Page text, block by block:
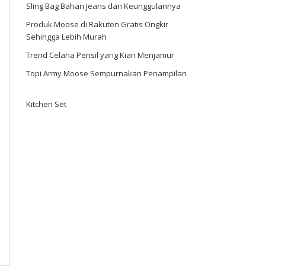
Sling Bag Bahan Jeans dan Keunggulannya
Produk Moose di Rakuten Gratis Ongkir
Sehingga Lebih Murah
Trend Celana Pensil yang Kian Menjamur
Topi Army Moose Sempurnakan Penampilan
Kitchen Set